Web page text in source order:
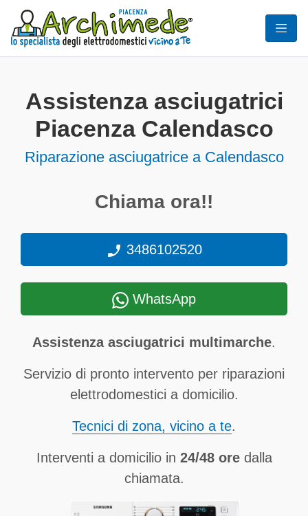
Assistenza asciugatrici
Piacenza Calendasco
Riparazione asciugatrice a Calendasco
Chiama ora!!
3486102520
WhatsApp
Assistenza asciugatrici multimarche.
Servizio di pronto intervento per riparazioni
elettrodomestici a domicilio.
Tecnici di zona, vicino a te.
Interventi a domicilio in 24/48 oredalla
chiamata.